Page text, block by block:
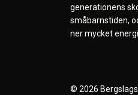
generationens
småbarnstiden,
ner mycket
© 2026